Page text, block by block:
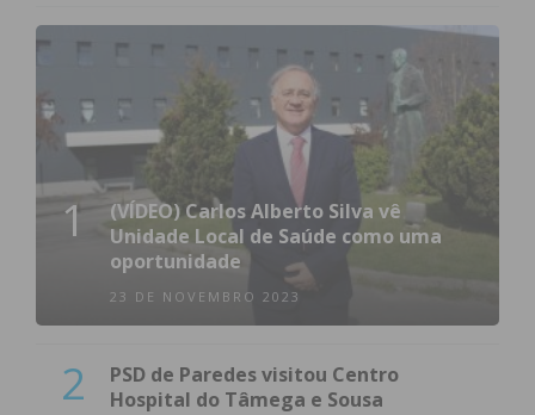
1
(VÍDEO) Carlos Alberto Silva vê
Unidade Local de Saúde como uma
oportunidade
23 DE NOVEMBRO 2023
2
PSD de Paredes visitou Centro
Hospital do Tâmega e Sousa